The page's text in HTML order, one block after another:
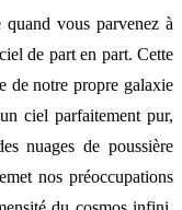
quand vous parvenez à
de part en part. Cette
de notre propre galaxie
ciel parfaitement pur,
nuages de poussière
nos préoccupations